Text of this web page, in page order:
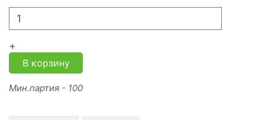
+
В корзину
Мин.партия - 100